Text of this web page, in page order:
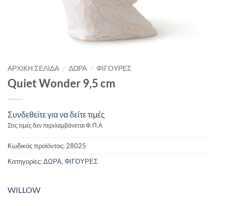
ΑΡΧΙΚΉ ΣΕΛΊΔΑ / ΔΩΡΑ / ΦΙΓΟΥΡΕΣ
Quiet Wonder 9,5 cm
Συνδεθείτε για να δείτε τιμές
Στις τιμές δεν περιλαμβάνεται Φ.Π.Α
Κωδικός προϊόντος:28025
Κατηγορίες:ΔΩΡΑ,ΦΙΓΟΥΡΕΣ
WILLOW